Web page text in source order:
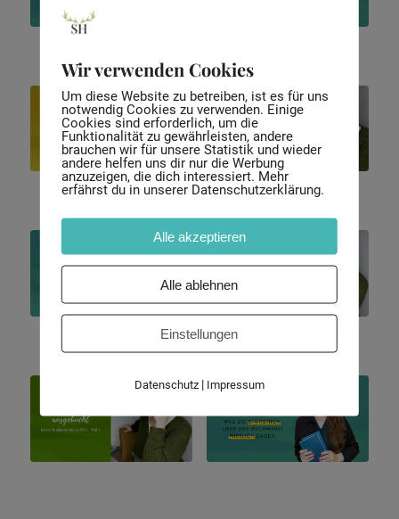
Wir verwenden Cookies
Um diese Website zu betreiben, ist es für uns
notwendig Cookies zu verwenden. Einige
Cookies sind erforderlich, um die
Funktionalität zu gewährleisten, andere
brauchen wir für unsere Statistik und wieder
andere helfen uns dir nur die Werbung
anzuzeigen, die dich interessiert. Mehr
erfährst du in unserer Datenschutzerklärung.
Alle akzeptieren
Alle ablehnen
Einstellungen
Datenschutz| Impressum